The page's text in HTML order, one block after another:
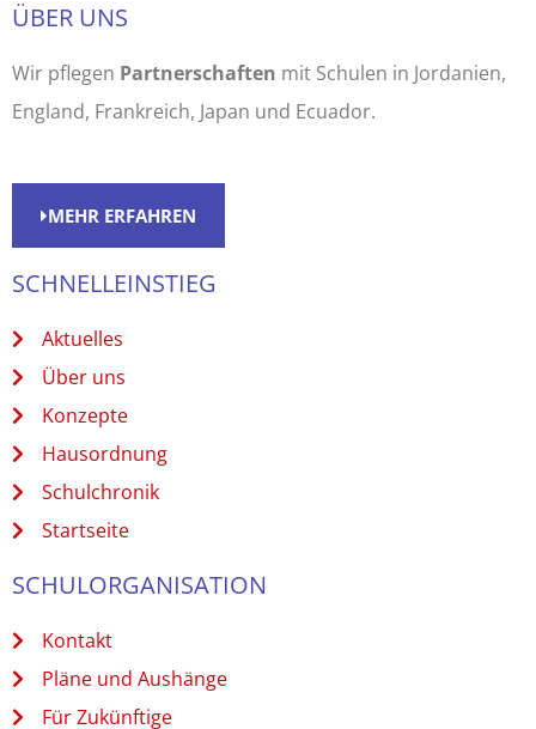
ÜBER UNS
Wir pflegen Partnerschaften mit Schulen in Jordanien,
England, Frankreich, Japan und Ecuador.
MEHR ERFAHREN
SCHNELLEINSTIEG
Aktuelles
Über uns
Konzepte
Hausordnung
Schulchronik
Startseite
SCHULORGANISATION
Kontakt
Pläne und Aushänge
Für Zukünftige